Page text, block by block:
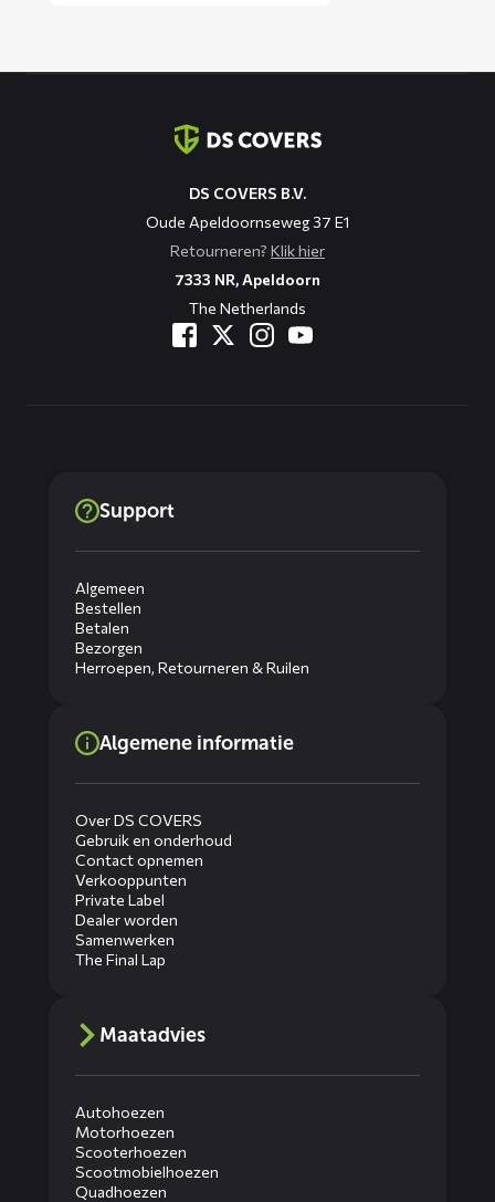
DS COVERS B.V.
Oude Apeldoornseweg 37 E1
Retourneren? Klik hier
7333 NR, Apeldoorn
The Netherlands
Support
Algemeen
Bestellen
Betalen
Bezorgen
Herroepen, Retourneren & Ruilen
Algemene informatie
Over DS COVERS
Gebruik en onderhoud
Contact opnemen
Verkooppunten
Private Label
Dealer worden
Samenwerken
The Final Lap
Maatadvies
Autohoezen
Motorhoezen
Scooterhoezen
Scootmobielhoezen
Quadhoezen